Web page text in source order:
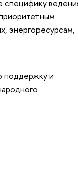
специфику
энергоресурсам,
поддержку и